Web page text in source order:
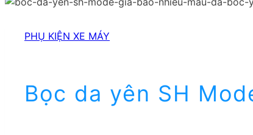
PHỤ KIỆN XE MÁY
Bọc da yên SH